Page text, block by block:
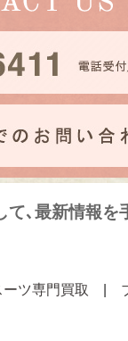
､最新情報を
ツ専門買取